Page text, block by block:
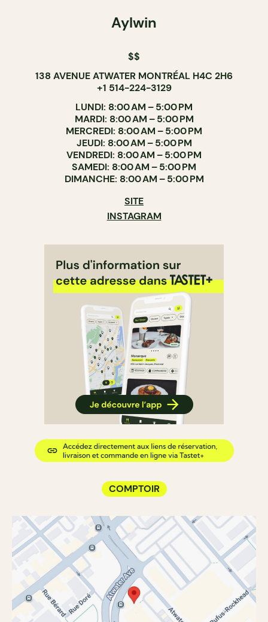
Aylwin
$$
138 AVENUE ATWATER MONTRÉAL H4C 2H6
+1 514-224-3129
LUNDI: 8:00 AM – 5:00 PM
MARDI: 8:00 AM – 5:00 PM
MERCREDI: 8:00 AM – 5:00 PM
JEUDI: 8:00 AM – 5:00 PM
VENDREDI: 8:00 AM – 5:00 PM
SAMEDI: 8:00 AM – 5:00 PM
DIMANCHE: 8:00 AM – 5:00 PM
SITE
INSTAGRAM
COMPTOIR